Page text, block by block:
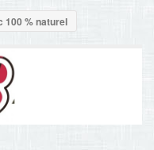
100 % naturel